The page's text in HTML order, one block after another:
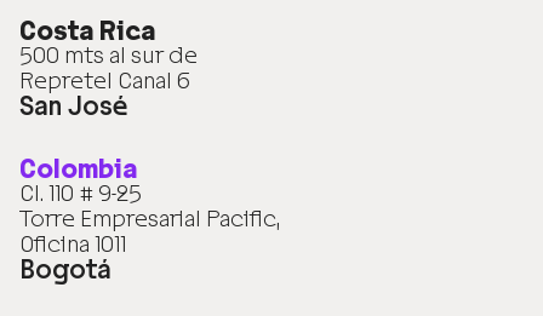
Costa Rica
500 mts al sur de
Repretel Canal 6
San José
Colombia
Cl. 110 # 9-25
Torre Empresarial Pacific,
Oficina 1011
Bogotá